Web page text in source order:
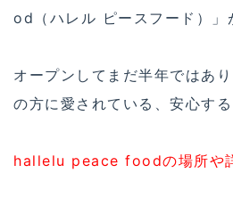
od（ハレル ピースフード）」
オープンしてまだ半年ではあ
の方に愛されている、安心する
hallelu peace foodの場所や